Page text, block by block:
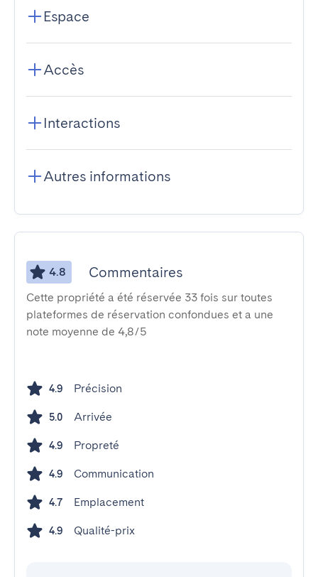
Espace
Accès
Interactions
Autres informations
4.8 Commentaires
Cette propriété a été réservée 33 fois sur toutes
plateformes de réservation confondues et a une
note moyenne de 4,8/5
4.9 Précision
5.0 Arrivée
4.9 Propreté
4.9 Communication
4.7 Emplacement
4.9 Qualité-prix